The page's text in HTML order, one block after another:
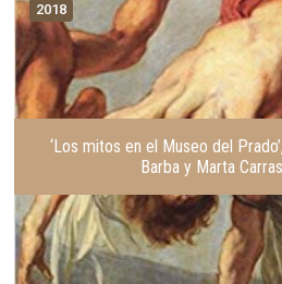
2018
‘Los mitos en el Museo del
Barba y Marta